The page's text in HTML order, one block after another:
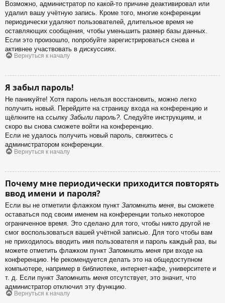
Возможно, администратор по какой-то причине деактивировал или
удалил вашу учётную запись. Кроме того, многие конференции
периодически удаляют пользователей, длительное время не
оставляющих сообщения, чтобы уменьшить размер базы данных.
Если это произошло, попробуйте зарегистрироваться снова и
активнее участвовать в дискуссиях.
Вернуться к началу
Я забыл пароль!
Не паникуйте! Хотя пароль нельзя восстановить, можно легко
получить новый. Перейдите на страницу входа на конференцию и
щёлкните на ссылку Забыли пароль?. Следуйте инструкциям, и
скоро вы снова сможете войти на конференцию.
Если не удалось получить новый пароль, свяжитесь с
администратором конференции.
Вернуться к началу
Почему мне периодически приходится повторять
ввод имени и пароля?
Если вы не отметили флажком пункт Запомнить меня , вы сможете
оставаться под своим именем на конференции только некоторое
ограниченное время. Это сделано для того, чтобы никто другой не
смог воспользоваться вашей учётной записью. Для того чтобы вам
не приходилось вводить имя пользователя и пароль каждый раз, вы
можете отметить флажком пункт Запомнить меня при входе на
конференцию. Не рекомендуется делать это на общедоступном
компьютере, например в библиотеке, интернет-кафе, университете и
т. д. Если пункт Запомнить меня отсутствует, это значит, что
администратор отключил эту функцию.
Вернуться к началу